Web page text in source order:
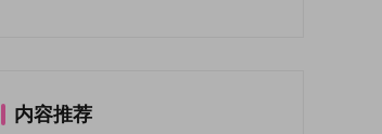
内容推荐